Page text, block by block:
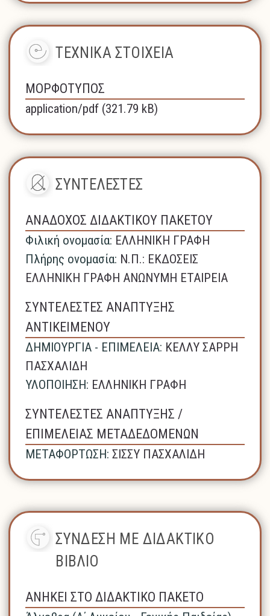
ΤΕΧΝΙΚΑ ΣΤΟΙΧΕΙΑ
ΜΟΡΦΟΤΥΠΟΣ
application/pdf (321.79 kB)
ΣΥΝΤΕΛΕΣΤΕΣ
ΑΝΑΔΟΧΟΣ ΔΙΔΑΚΤΙΚΟΥ ΠΑΚΕΤΟΥ
Φιλική ονομασία: ΕΛΛΗΝΙΚΗ ΓΡΑΦΗ
Πλήρης ονομασία: N.Π.: ΕΚΔΟΣΕΙΣ
ΕΛΛΗΝΙΚΗ ΓΡΑΦΗ ΑΝΩΝΥΜΗ ΕΤΑΙΡΕΙΑ
ΣΥΝΤΕΛΕΣΤΕΣ ΑΝΑΠΤΥΞΗΣ
ΑΝΤΙΚΕΙΜΕΝΟΥ
ΔΗΜΙΟΥΡΓΙΑ - ΕΠΙΜΕΛΕΙΑ: ΚΕΛΛΥ ΣΑΡΡΗ
ΠΑΣΧΑΛΙΔΗ
ΥΛΟΠΟΙΗΣΗ: ΕΛΛΗΝΙΚΗ ΓΡΑΦΗ
ΣΥΝΤΕΛΕΣΤΕΣ ΑΝΑΠΤΥΞΗΣ /
ΕΠΙΜΕΛΕΙΑΣ ΜΕΤΑΔΕΔΟΜΕΝΩΝ
ΜΕΤΑΦΟΡΤΩΣΗ: ΣΙΣΣΥ ΠΑΣΧΑΛΙΔΗ
ΣΥΝΔΕΣΗ ΜΕ ΔΙΔΑΚΤΙΚΟ
ΒΙΒΛΙΟ
ΑΝΗΚΕΙ ΣΤΟ ΔΙΔΑΚΤΙΚΟ ΠΑΚΕΤΟ